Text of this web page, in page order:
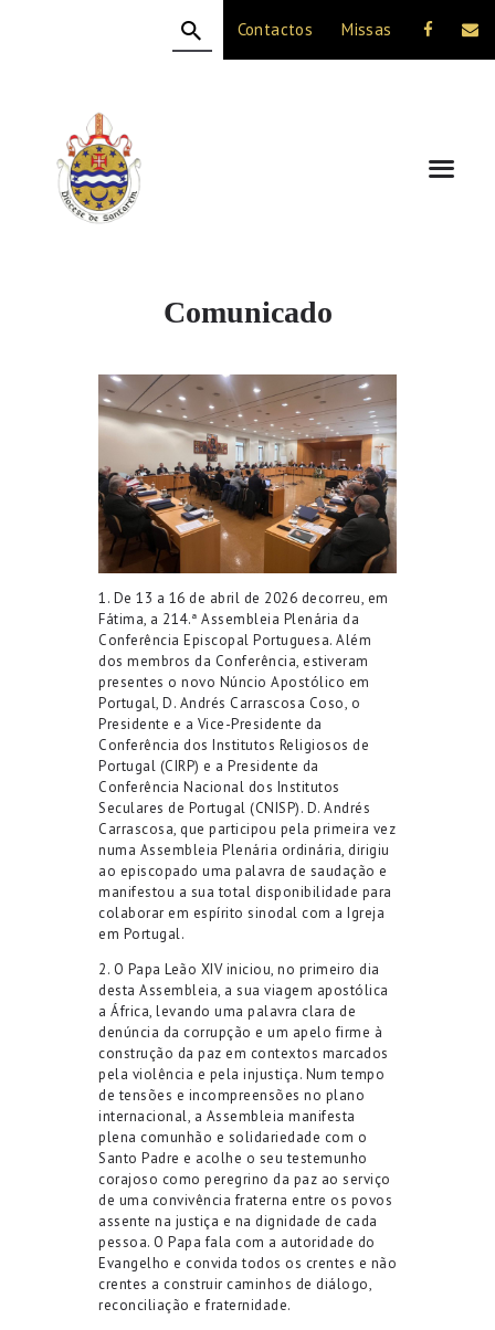
Contactos Missas
Comunicado
A DIOCESE
CELEBRAÇÃO
VIDA CRISTÃ
NOTÍCIAS
1. De 13 a 16 de abril de 2026 decorreu, em
Fátima, a 214.ª Assembleia Plenária da
Conferência Episcopal Portuguesa. Além
dos membros da Conferência, estiveram
presentes o novo Núncio Apostólico em
Portugal, D. Andrés Carrascosa Coso, o
Presidente e a Vice-Presidente da
Conferência dos Institutos Religiosos de
Portugal (CIRP) e a Presidente da
Conferência Nacional dos Institutos
Seculares de Portugal (CNISP). D. Andrés
Carrascosa, que participou pela primeira vez
numa Assembleia Plenária ordinária, dirigiu
ao episcopado uma palavra de saudação e
manifestou a sua total disponibilidade para
colaborar em espírito sinodal com a Igreja
em Portugal.
2. O Papa Leão XIViniciou, no primeiro dia
desta Assembleia, a sua viagem apostólica
a África, levando uma palavra clara de
denúncia da corrupção e um apelo firme à
construção da paz em contextos marcados
pela violência e pela injustiça. Num tempo
de tensões e incompreensões no plano
internacional, a Assembleia manifesta
plena comunhão e solidariedade com o
Santo Padre e acolhe o seu testemunho
corajoso como peregrino da paz ao serviço
de uma convivênciafraterna entre os povos
assente na justiça e na dignidade de cada
pessoa. O Papa fala com a autoridade do
Evangelho e convidatodos os crentes e não
crentes a construir caminhos de diálogo,
reconciliação efraternidade.